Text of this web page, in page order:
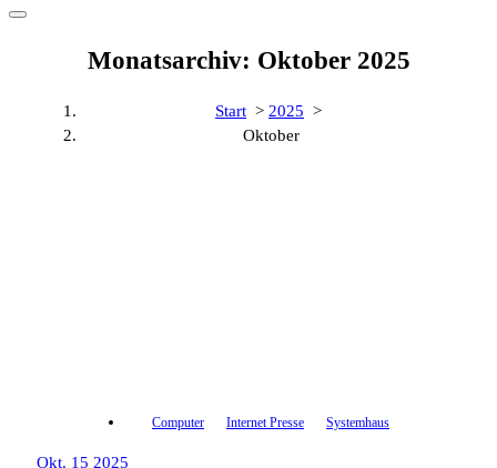
Monatsarchiv: Oktober 2025
Start > 2025 >
Oktober
Computer Internet Presse Systemhaus
Okt. 15 2025